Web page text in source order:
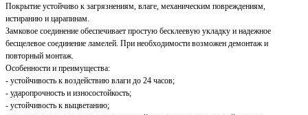
Покрытие устойчиво к загрязнениям, влаге, механическим повреждениям,
истиранию и царапинам.
Замковое соединение обеспечивает простую бесклеевую укладку и надежное
бесщелевое соединение ламелей. При необходимости возможен демонтаж и
повторный монтаж.
Особенности и преимущества:
- устойчивость к воздействию влаги до 24 часов;
- ударопрочность и износостойкость;
- устойчивость к выцветанию;